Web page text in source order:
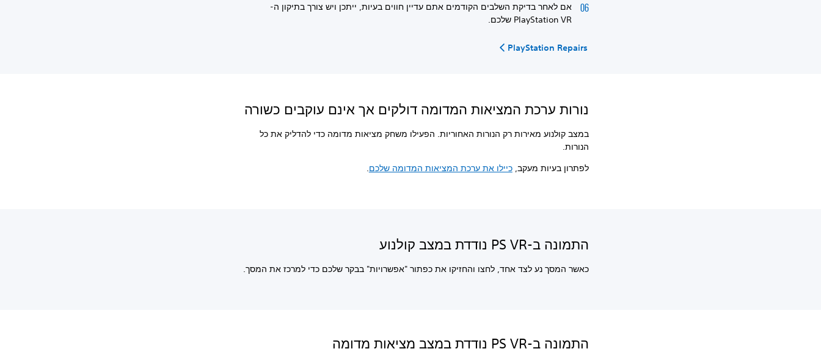
אם לאחר בדיקת השלבים הקודמים אתם עדיין חווים בעיות, ייתכן ויש צורך בתיקון ה-
PlayStation VR שלכם.
PlayStation Repairs
נורות ערכת המציאות המדומה דולקים אך אינם עוקבים כשורה
במצב קולנוע מאירות רק הנורות האחוריות. הפעילו משחק מציאות מדומה כדי להדליק את כל
הנורות.
לפתרון בעיות מעקב,כיילו את ערכת המציאות המדומה שלכם.
התמונה ב-PS VR נודדת במצב קולנוע
כאשר המסך נע לצד אחד, לחצו והחזיקו את כפתור "אפשרויות" בבקר שלכם כדי למרכז את המסך.
התמונה ב-PS VR נודדת במצב מציאות מדומה